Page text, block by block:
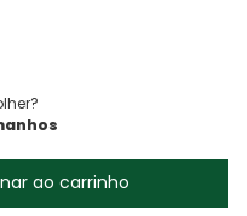
ao carrinho